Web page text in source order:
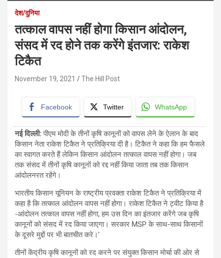
देश/दुनिया
तत्काल वापस नहीं होगा किसान आंदोलन,
संसद में रद होने तक करेंगे इंतजार: राकेश
टिकैत
November 19, 2021 The Hill Post
Facebook Twitter WhatsApp
नई दिल्ली: पीएम मोदी के तीनों कृषि कानूनों को वापस लेने के ऐलान के बाद
किसान नेता राकेश टिकैत ने प्रतिक्रिया दी है। टिकैत ने कहा कि हम फैसले
का स्वागत करते हैं लेकिन किसान आंदोलन तत्काल वापस नहीं होगा। जब
तक संसद में तीनों कृषि कानूनों को रद्द नहीं किया जाता तब तक किसान
आंदोलनरत रहेंगे।
भारतीय किसान यूनियन के राष्ट्रीय प्रवक्ता राकेश टिकैत ने प्रतिक्रिया में
कहा है कि तत्काल आंदोलन वापस नहीं होगा। राकेश टिकैत ने ट्वीट किया है
-आंदोलन तत्काल वापस नहीं होगा, हम उस दिन का इंतजार करेंगे जब कृषि
कानूनों को संसद में रद किया जाएगा। सरकार MSP के साथ-साथ किसानों
के दूसरे मुद्दों पर भी बातचीत करे।’
तीनों केंद्रीय कृषि कानूनों को रद करने पर संयुक्त किसान मोर्चा की ओर से